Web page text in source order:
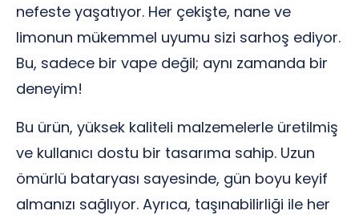
nefeste yaşatıyor. Her çekişte, nane ve
limonun mükemmel uyumu sizi sarhoş ediyor.
Bu, sadece bir vape değil; aynı zamanda bir
deneyim!
Bu ürün, yüksek kaliteli malzemelerle üretilmiş
ve kullanıcı dostu bir tasarıma sahip. Uzun
ömürlü bataryası sayesinde, gün boyu keyif
almanızı sağlıyor. Ayrıca, taşınabilirliği ile her